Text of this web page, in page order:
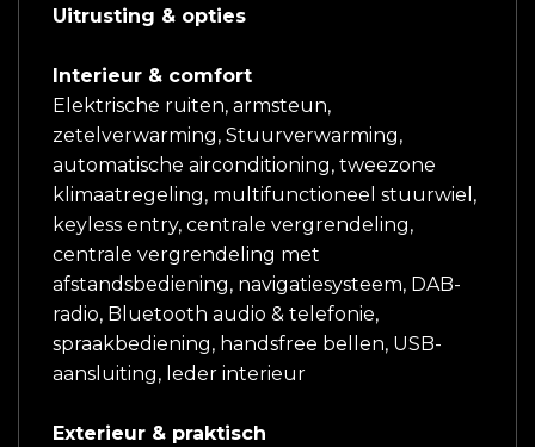
Uitrusting & opties
Interieur & comfort
Elektrische ruiten, armsteun,
zetelverwarming, Stuurverwarming,
automatische airconditioning, tweezone
klimaatregeling, multifunctioneel stuurwiel,
keyless entry, centrale vergrendeling,
centrale vergrendeling met
afstandsbediening, navigatiesysteem, DAB-
radio, Bluetooth audio & telefonie,
spraakbediening, handsfree bellen, USB-
aansluiting, leder interieur
Exterieur & praktisch